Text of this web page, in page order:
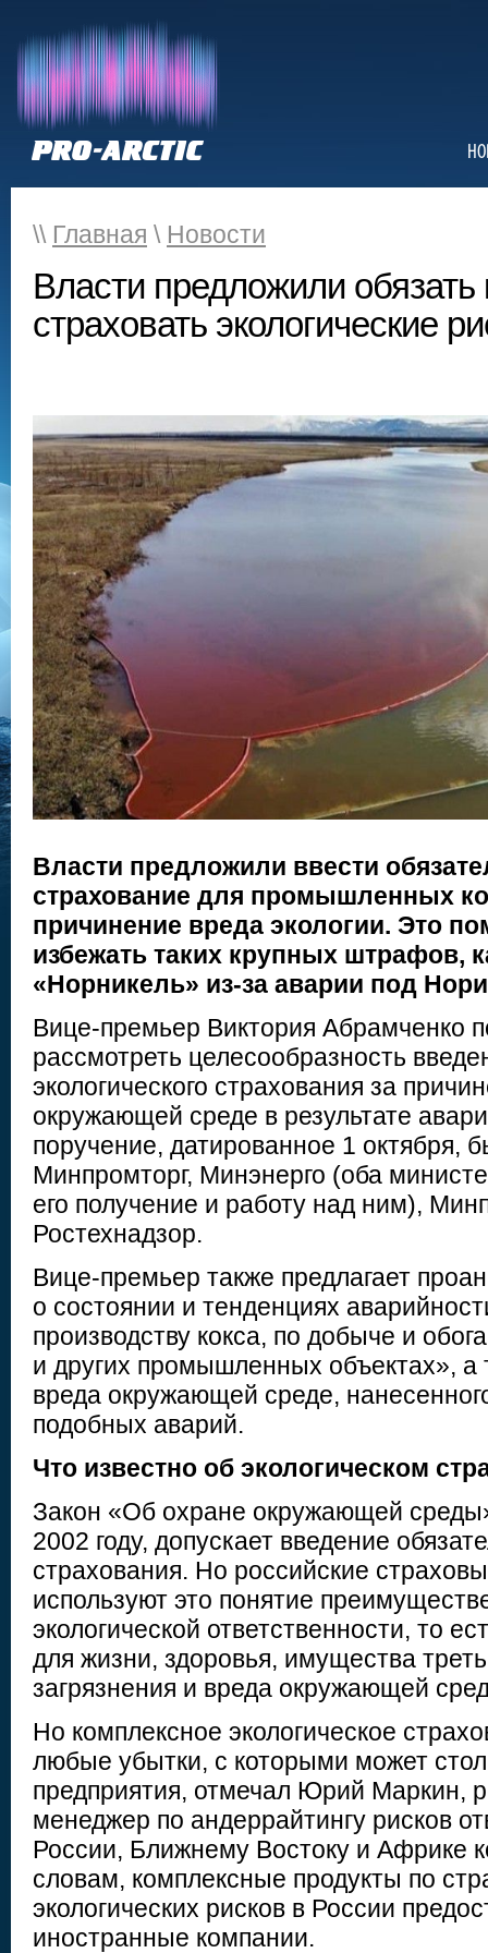
\\ Главная \ Новости
Власти предложили обязать
страховать экологические
Власти предложили ввести
страхование для промышленных
причинение вреда экологии. Это
избежать таких крупных штрафов,
«Норникель» из-за аварии под
Вице-премьер Виктория Абрамченко
рассмотреть целесообразность
экологического страхования за
окружающей среде в результате
поручение, датированное 1 октября,
Минпромторг, Минэнерго (оба
его получение и работу над ним),
Ростехнадзор.
Вице-премьер также предлагает
о состоянии и тенденциях
производству кокса, по добыче и
и других промышленных объектах», а
вреда окружающей среде,
подобных аварий.
Что известно об экологическом
Закон «Об охране окружающей
2002 году, допускает введение
страхования. Но российские
используют это понятие
экологической ответственности, то
для жизни, здоровья, имущества
загрязнения и вреда окружающей
Но комплексное экологическое
любые убытки, с которыми может
предприятия, отмечал Юрий Маркин,
менеджер по андеррайтингу рисков
России, Ближнему Востоку и Африке
словам, комплексные продукты по
экологических рисков в России
иностранные компании.